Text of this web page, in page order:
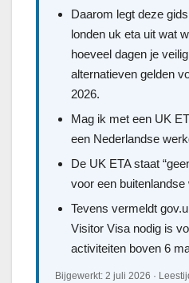
Daarom legt deze
londen uk eta uit wat
hoeveel dagen je
alternatieven gelden
2026.
Mag ik met een UK
een Nederlandse
De UK ETA staat
voor een buitenlandse
Tevens vermeldt
Visitor Visa nodig is
activiteiten boven 6
Bijgewerkt: 2 juli 2026 ·